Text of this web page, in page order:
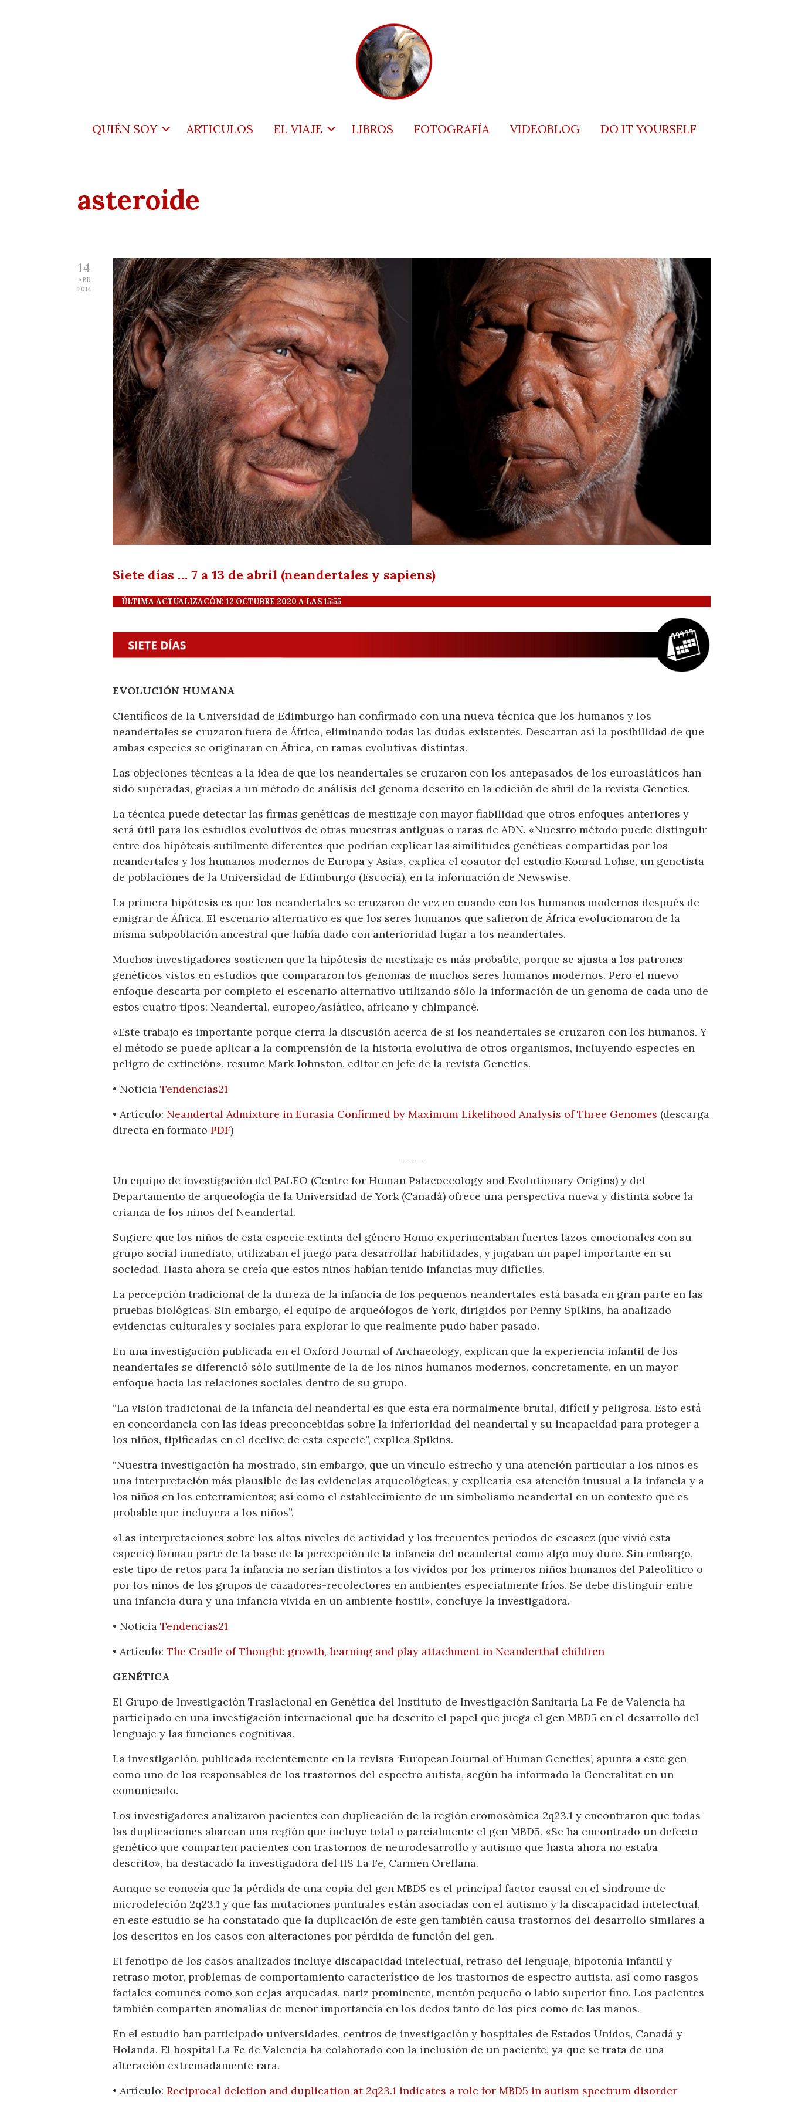
QUIÉN SOY ARTICULOS EL VIAJE LIBROS FOTOGRAFÍA VIDEOBLOG DO IT YOURSELF
asteroide
14
ABR
2014
Siete días … 7 a 13 de abril (neandertales y sapiens)
ÚLTIMA ACTUALIZACÓN: 12 OCTUBRE 2020 A LAS 15:55
EVOLUCIÓN HUMANA
Científicos de la Universidad de Edimburgo han confirmado con una nueva técnica que los humanos y los
neandertales se cruzaron fuera de África, eliminando todas las dudas existentes. Descartan así la posibilidad de que
ambas especies se originaran en África, en ramas evolutivas distintas.
Las objeciones técnicas a la idea de que los neandertales se cruzaron con los antepasados ​​de los euroasiáticos han
sido superadas, gracias a un método de análisis del genoma descrito en la edición de abril de la revista Genetics.
La técnica puede detectar las firmas genéticas de mestizaje con mayor fiabilidad que otros enfoques anteriores y
será útil para los estudios evolutivos de otras muestras antiguas o raras de ADN. «Nuestro método puede distinguir
entre dos hipótesis sutilmente diferentes que podrían explicar las similitudes genéticas compartidas por los
neandertales y los humanos modernos de Europa y Asia», explica el coautor del estudio Konrad Lohse, un genetista
de poblaciones de la Universidad de Edimburgo (Escocia), en la información de Newswise.
La primera hipótesis es que los neandertales se cruzaron de vez en cuando con los humanos modernos después de
emigrar de África. El escenario alternativo es que los seres humanos que salieron de África evolucionaron de la
misma subpoblación ancestral que había dado con anterioridad lugar a los neandertales.
Muchos investigadores sostienen que la hipótesis de mestizaje es más probable, porque se ajusta a los patrones
genéticos vistos en estudios que compararon los genomas de muchos seres humanos modernos. Pero el nuevo
enfoque descarta por completo el escenario alternativo utilizando sólo la información de un genoma de cada uno de
estos cuatro tipos: Neandertal, europeo/asiático, africano y chimpancé.
«Este trabajo es importante porque cierra la discusión acerca de si los neandertales se cruzaron con los humanos. Y
el método se puede aplicar a la comprensión de la historia evolutiva de otros organismos, incluyendo especies en
peligro de extinción», resume Mark Johnston, editor en jefe de la revista Genetics.
• Noticia Tendencias21
• Artículo: Neandertal Admixture in Eurasia Confirmed by Maximum Likelihood Analysis of Three Genomes (descarga
directa en formato PDF)
Un equipo de investigación del PALEO (Centre for Human Palaeoecology and Evolutionary Origins) y del
Departamento de arqueología de la Universidad de York (Canadá) ofrece una perspectiva nueva y distinta sobre la
crianza de los niños del Neandertal.
Sugiere que los niños de esta especie extinta del género Homo experimentaban fuertes lazos emocionales con su
grupo social inmediato, utilizaban el juego para desarrollar habilidades, y jugaban un papel importante en su
sociedad. Hasta ahora se creía que estos niños habían tenido infancias muy difíciles.
La percepción tradicional de la dureza de la infancia de los pequeños neandertales está basada en gran parte en las
pruebas biológicas. Sin embargo, el equipo de arqueólogos de York, dirigidos por Penny Spikins, ha analizado
evidencias culturales y sociales para explorar lo que realmente pudo haber pasado.
En una investigación publicada en el Oxford Journal of Archaeology, explican que la experiencia infantil de los
neandertales se diferenció sólo sutilmente de la de los niños humanos modernos, concretamente, en un mayor
enfoque hacia las relaciones sociales dentro de su grupo.
“La vision tradicional de la infancia del neandertal es que esta era normalmente brutal, difícil y peligrosa. Esto está
en concordancia con las ideas preconcebidas sobre la inferioridad del neandertal y su incapacidad para proteger a
los niños, tipificadas en el declive de esta especie”, explica Spikins.
“Nuestra investigación ha mostrado, sin embargo, que un vínculo estrecho y una atención particular a los niños es
una interpretación más plausible de las evidencias arqueológicas, y explicaría esa atención inusual a la infancia y a
los niños en los enterramientos; así como el establecimiento de un simbolismo neandertal en un contexto que es
probable que incluyera a los niños”.
«Las interpretaciones sobre los altos niveles de actividad y los frecuentes períodos de escasez (que vivió esta
especie) forman parte de la base de la percepción de la infancia del neandertal como algo muy duro. Sin embargo,
este tipo de retos para la infancia no serían distintos a los vividos por los primeros niños humanos del Paleolítico o
por los niños de los grupos de cazadores-recolectores en ambientes especialmente fríos. Se debe distinguir entre
una infancia dura y una infancia vivida en un ambiente hostil», concluye la investigadora.
• Noticia Tendencias21
• Artículo: The Cradle of Thought: growth, learning and play attachment in Neanderthal children
GENÉTICA
El Grupo de Investigación Traslacional en Genética del Instituto de Investigación Sanitaria La Fe de Valencia ha
participado en una investigación internacional que ha descrito el papel que juega el gen MBD5 en el desarrollo del
lenguaje y las funciones cognitivas.
La investigación, publicada recientemente en la revista ‘European Journal of Human Genetics’, apunta a este gen
como uno de los responsables de los trastornos del espectro autista, según ha informado la Generalitat en un
comunicado.
Los investigadores analizaron pacientes con duplicación de la región cromosómica 2q23.1 y encontraron que todas
las duplicaciones abarcan una región que incluye total o parcialmente el gen MBD5. «Se ha encontrado un defecto
genético que comparten pacientes con trastornos de neurodesarrollo y autismo que hasta ahora no estaba
descrito», ha destacado la investigadora del IIS La Fe, Carmen Orellana.
Aunque se conocía que la pérdida de una copia del gen MBD5 es el principal factor causal en el síndrome de
microdeleción 2q23.1 y que las mutaciones puntuales están asociadas con el autismo y la discapacidad intelectual,
en este estudio se ha constatado que la duplicación de este gen también causa trastornos del desarrollo similares a
los descritos en los casos con alteraciones por pérdida de función del gen.
El fenotipo de los casos analizados incluye discapacidad intelectual, retraso del lenguaje, hipotonía infantil y
retraso motor, problemas de comportamiento característico de los trastornos de espectro autista, así como rasgos
faciales comunes como son cejas arqueadas, nariz prominente, mentón pequeño o labio superior fino. Los pacientes
también comparten anomalías de menor importancia en los dedos tanto de los pies como de las manos.
En el estudio han participado universidades, centros de investigación y hospitales de Estados Unidos, Canadá y
Holanda. El hospital La Fe de Valencia ha colaborado con la inclusión de un paciente, ya que se trata de una
alteración extremadamente rara.
• Artículo: Reciprocal deletion and duplication at 2q23.1 indicates a role for MBD5 in autism spectrum disorder